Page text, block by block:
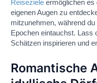
Reiseziele ermöglichen es
eigenen Augen zu
mitzunehmen, während
Epochen eintauchst. Lass
Schätzen inspirieren und
Romantische